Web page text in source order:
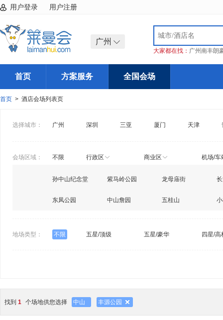
用户登录 用户注册
广州
大家都在找： 广州南丰朗
首页 方案服务 全国会场
首页 > 酒店会场列表页
选择城市： 广州 深圳 三亚 厦门 天津
会场区域： 不限 行政区 商业区 机场/车
孙中山纪念堂 紫马岭公园 龙母庙街
东凤公园 中山詹园 五桂山
地场类型： 不限 五星/顶级 五星/豪华 四星/高
找到 1 个场地供您选择 中山 丰源公园